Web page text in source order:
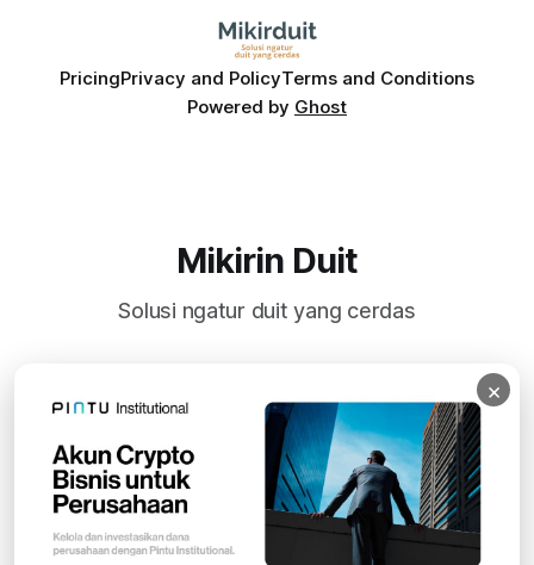
PricingPrivacy and PolicyTerms and Conditions
Powered by Ghost
Mikirin Duit
Solusi ngatur duit yang cerdas
Subscribe
×